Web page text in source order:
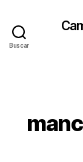
Buscar